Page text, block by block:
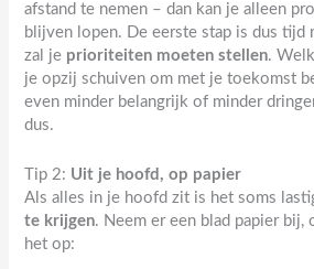
afstand te nemen – dan kan je alleen
blijven lopen. De eerste stap is dus tijd
zal je prioriteiten moeten stellen.
je opzij schuiven om met je toekomst
even minder belangrijk of minder
dus.
Tip 2: Uit je hoofd, op papier
Als alles in je hoofd zit is het soms
te krijgen. Neem er een blad papier bij,
het op: